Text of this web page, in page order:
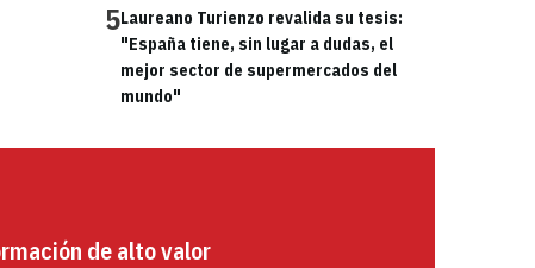
5Laureano Turienzo revalida su tesis:
"España tiene, sin lugar a dudas, el
mejor sector de supermercados del
mundo"
de alto valor